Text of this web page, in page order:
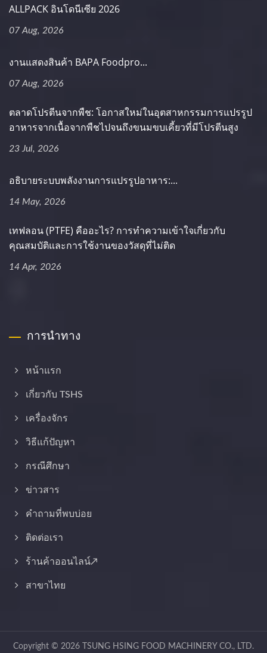
ALLPACK อินโดนีเซีย 2026
07 Aug, 2026
งานแสดงสินค้า BAPA Foodpro...
07 Aug, 2026
ตลาดโปรตีนจากพืช: โอกาสใหม่ในอุตสาหกรรมการแปรรูป
อาหารจากเนื้อจากพืชไปจนถึงขนมขบเคี้ยวที่มีโปรตีนสูง
23 Jul, 2026
อธิบายระบบพลังงานการแปรรูปอาหาร:...
14 May, 2026
เทฟลอน (PTFE) คืออะไร? การทำความเข้าใจเกี่ยวกับ
คุณสมบัติและการใช้งานของวัสดุที่ไม่ติด
14 Apr, 2026
การนำทาง
หน้าแรก
เกี่ยวกับ TSHS
เครื่องจักร
วิธีแก้ปัญหา
กรณีศึกษา
ข่าวสาร
คำถามที่พบบ่อย
ติดต่อเรา
ร้านค้าออนไลน์↗
สาขาไทย
Copyright © 2026 TSUNG HSING FOOD MACHINERY CO., LTD.